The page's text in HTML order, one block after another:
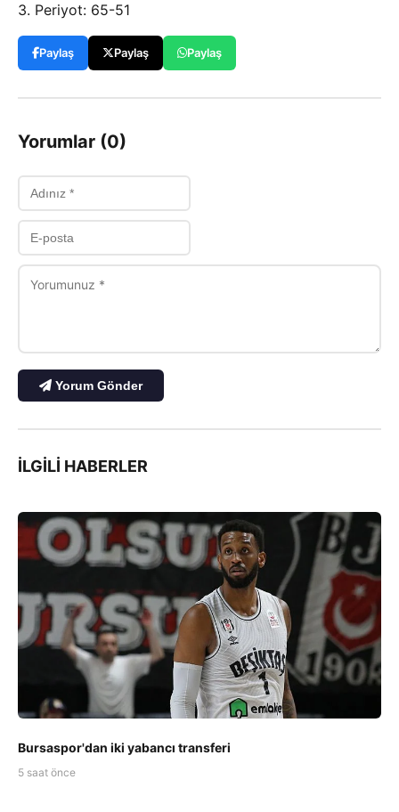
3. Periyot: 65-51
Paylaş Paylaş Paylaş
Yorumlar (0)
Yorum Gönder
İLGILI HABERLER
Bursaspor'dan iki yabancı transferi
5 saat önce